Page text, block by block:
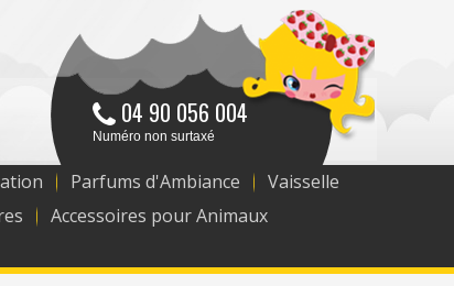
04 90 056 004
Numéro non surtaxé
Parfums d'Ambiance
Vaisselle
Accessoires pour Animaux